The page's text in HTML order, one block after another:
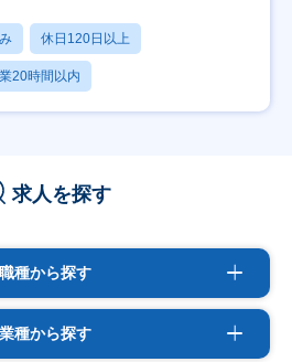
休日120日以上
20時間以内
求人を探す
職種から探す
業種から探す